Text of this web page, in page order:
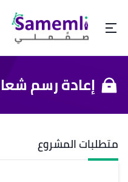
إعادة رسم
متطلبات المشروع